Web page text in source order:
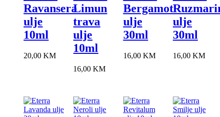
Ravansera
ulje
10ml
20,00 KM
Limun
trava
ulje
10ml
16,00KM
Bergamot
ulje
30ml
16,00 KM
ulje
30ml
16,00 KM